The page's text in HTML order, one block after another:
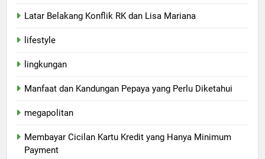
Latar Belakang Konflik RK dan Lisa Mariana
lifestyle
lingkungan
Manfaat dan Kandungan Pepaya yang Perlu Diketahui
megapolitan
Membayar Cicilan Kartu Kredit yang Hanya Minimum
Payment